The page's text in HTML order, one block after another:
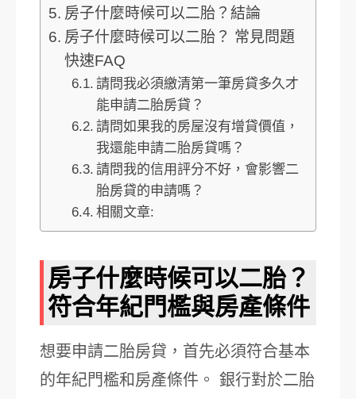
房子什麼時候可以二胎？結論
房子什麼時候可以二胎？ 常見問題
快速FAQ
請問我必須繳清第一筆房貸多久才
能申請二胎房貸？
請問如果我的房屋沒有增貸價值，
我還能申請二胎房貸嗎？
請問我的信用評分不好，會影響二
胎房貸的申請嗎？
相關文章:
房子什麼時候可以二胎？
符合年紀門檻與房產條件
想要申請二胎房貸，首先必須符合基本
的年紀門檻和房產條件。 銀行對於二胎